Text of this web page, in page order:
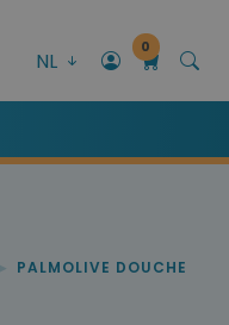
NL
0
PALMOLIVE DOUCHE